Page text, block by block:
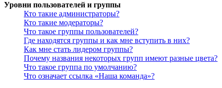
Уровни пользователей и группы
Кто такие администраторы?
Кто такие модераторы?
Что такое группы пользователей?
Где находятся группы и как мне вступить в них?
Как мне стать лидером группы?
Почему названия некоторых групп имеют разные цвета?
Что такое группа по умолчанию?
Что означает ссылка «Наша команда»?